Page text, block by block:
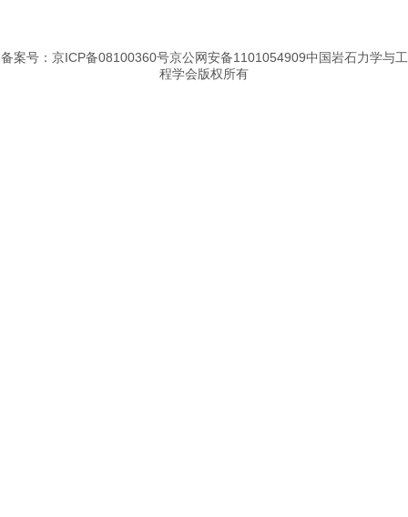
备案号：京ICP备08100360号京公网安备1101054909中国岩石力学与工
程学会版权所有